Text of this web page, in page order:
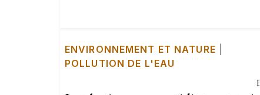
ENVIRONNEMENT ET NATURE
POLLUTION DE L'EAU